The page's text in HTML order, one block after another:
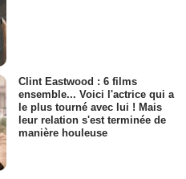
Clint Eastwood : 6 films
ensemble... Voici l'actrice qui a
le plus tourné avec lui ! Mais
leur relation s'est terminée de
manière houleuse